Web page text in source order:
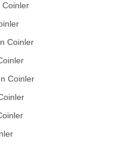
Coinler
Coinler
Coinler